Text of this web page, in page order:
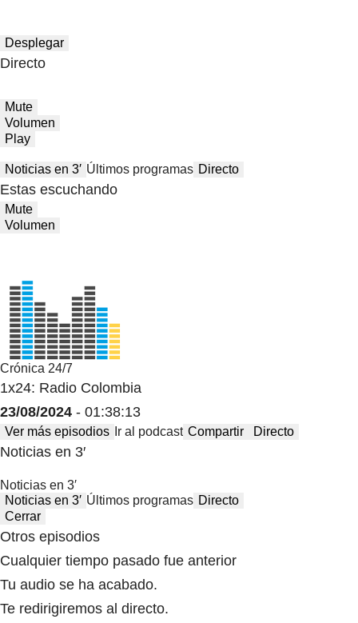
Desplegar
Directo
Mute
Volumen
Play
Noticias en 3′ Últimos programas Directo
Estas escuchando
Mute
Volumen
Crónica 24/7
1x24: Radio Colombia
23/08/2024 - 01:38:13
Ver más episodios Ir al podcast Compartir Directo
Noticias en 3′
Noticias en 3′
Noticias en 3′ Últimos programas Directo
Cerrar
Otros episodios
Cualquier tiempo pasado fue anterior
Tu audio se ha acabado.
Te redirigiremos al directo.